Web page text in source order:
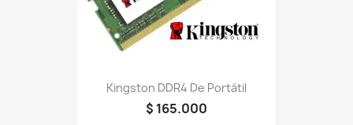
Kingston DDR4 De Portátil
$ 165.000